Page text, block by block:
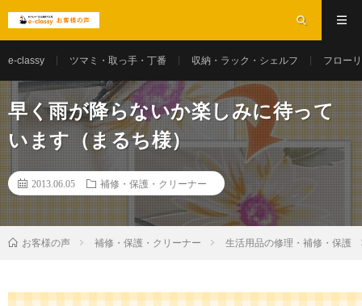
e-classy ツマミ・取っ手・丁番 収納・ラック・シェルフ フロー
早く雨が降らないか楽しみに待って
います（まるち様）
2013.06.05 補修・保護・クリーナー
お客様の声 補修・保護・クリーナー 生活用品の修理・補修・保護